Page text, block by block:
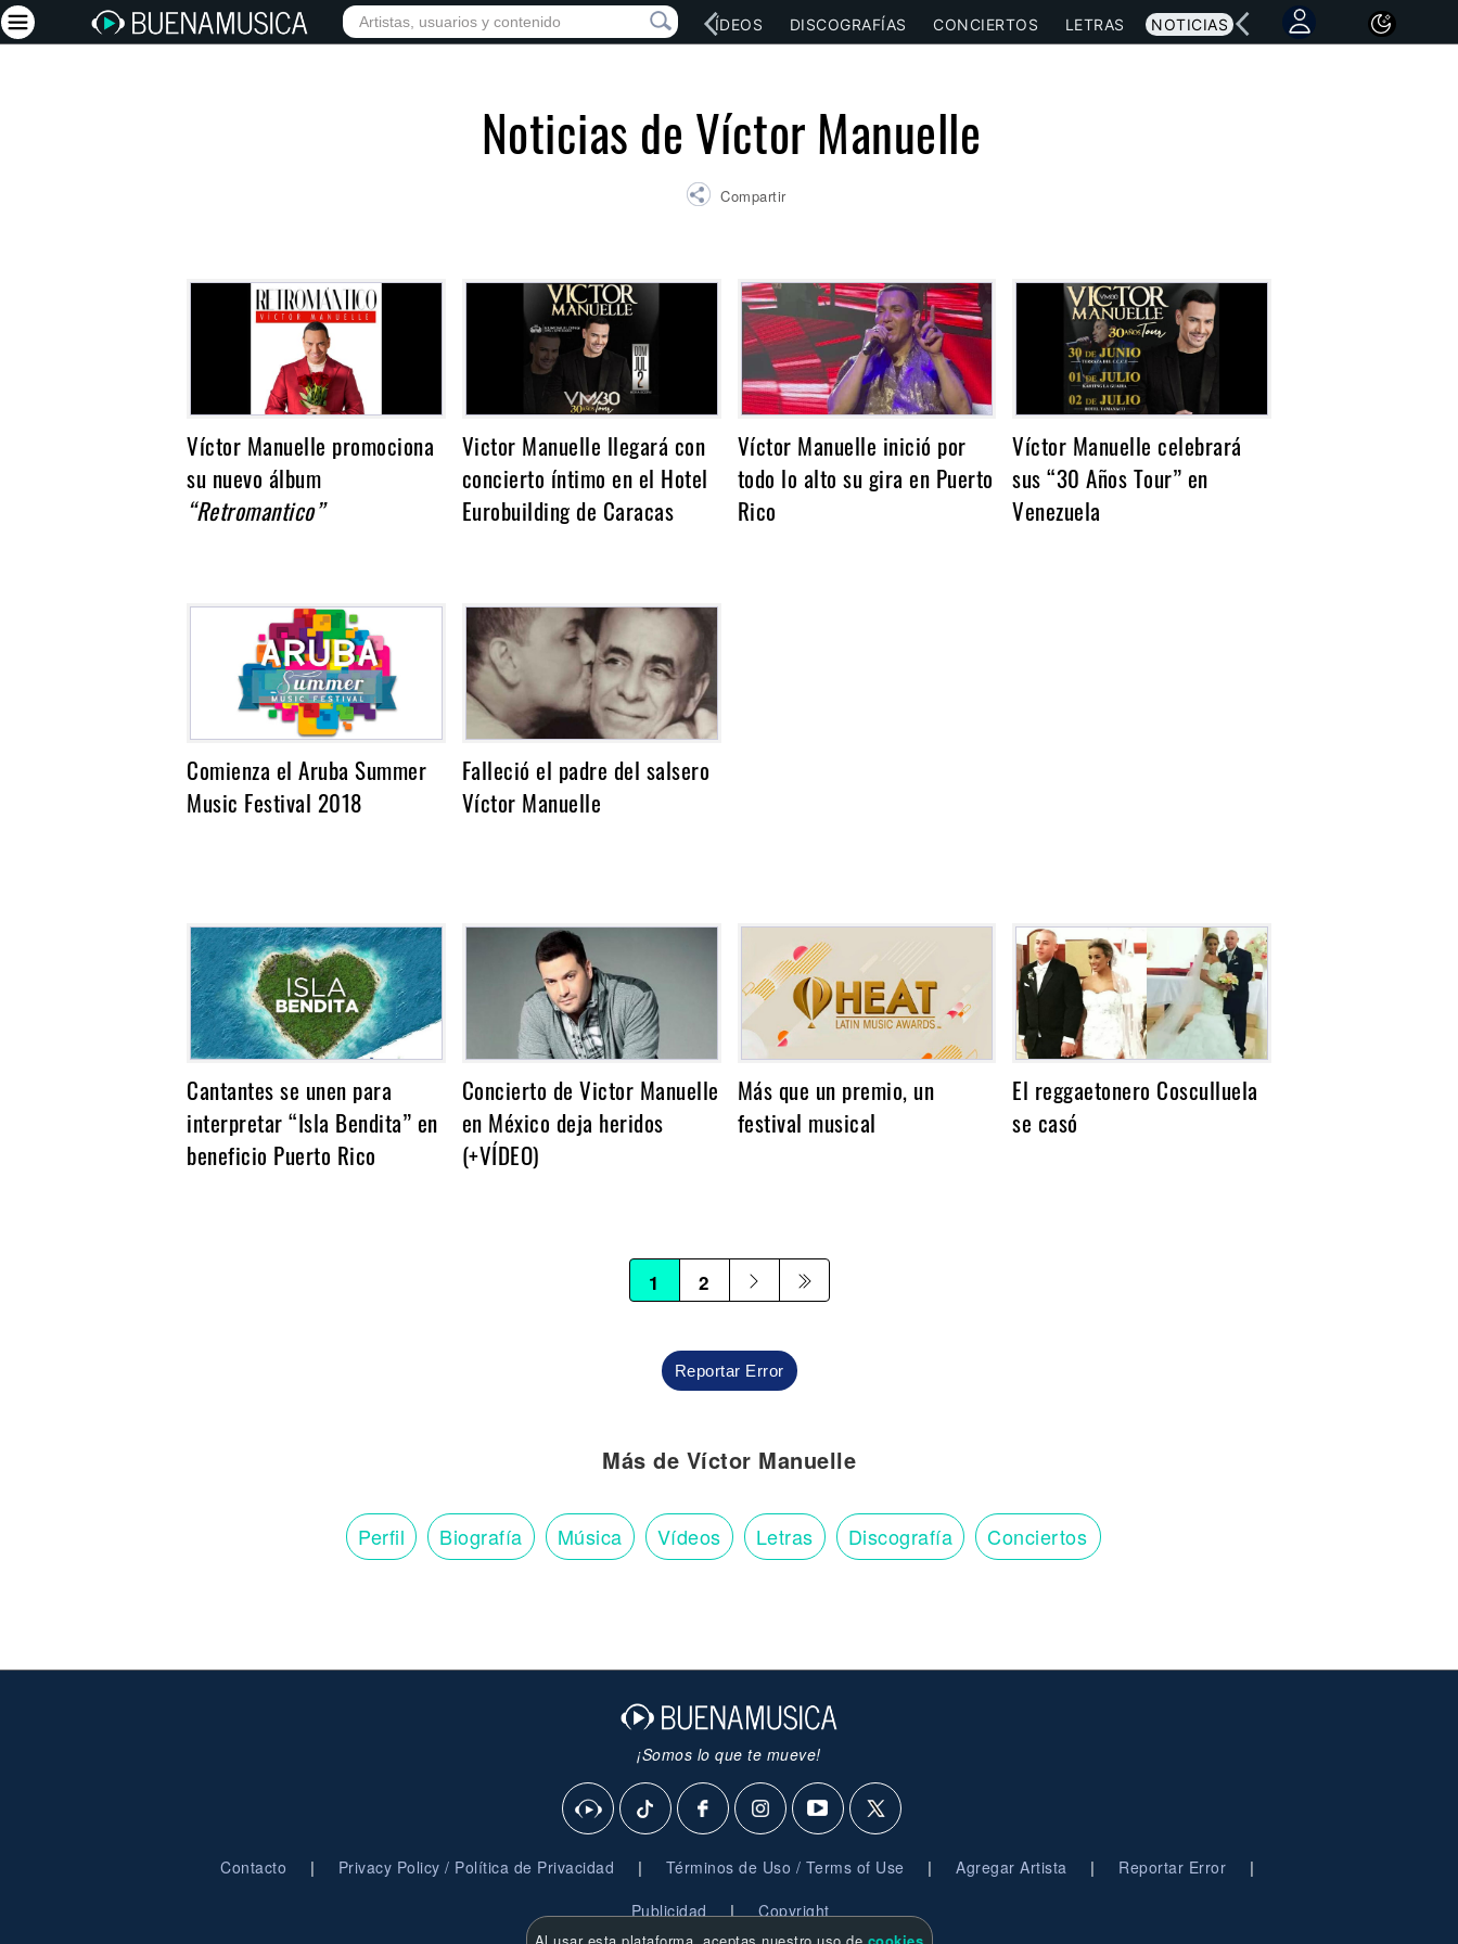
INICIO ARTISTAS RED SOCIAL MÚSICA VÍDEOS DISCOGRAFÍAS CONCIERTOS LETRAS NOTICIAS
Noticias de Víctor Manuelle
Compartir
Víctor Manuelle promociona
su nuevo álbum
“Retromantico”
Victor Manuelle llegará con
concierto íntimo en el Hotel
Eurobuilding de Caracas
Víctor Manuelle inició por
todo lo alto su gira en Puerto
Rico
Víctor Manuelle celebrará
sus “30 Años Tour” en
Venezuela
Comienza el Aruba Summer
Music Festival 2018
Falleció el padre del salsero
Víctor Manuelle
Cantantes se unen para
interpretar “Isla Bendita” en
beneficio Puerto Rico
Concierto de Victor Manuelle
en México deja heridos
(+VÍDEO)
Más que un premio, un
festival musical
El reggaetonero Cosculluela
se casó
1 2
Reportar Error
Más de Víctor Manuelle
Perfil Biografía Música Vídeos Letras Discografía Conciertos
¡Somos lo que te mueve!
Contacto | Privacy Policy / Política de Privacidad | Términos de Uso / Terms of Use | Agregar Artista | Reportar Error |
Publicidad | Copyright